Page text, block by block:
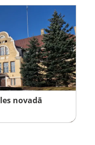
novadā